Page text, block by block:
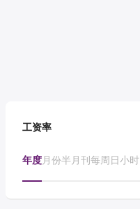
工资率
年度月份半月刊每周日小时